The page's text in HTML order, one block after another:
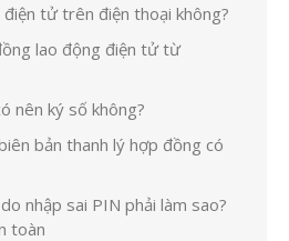
tử trên điện thoại không?
lao động điện tử từ
nên ký số không?
bản thanh lý hợp đồng có
nhập sai PIN phải làm sao?
toàn